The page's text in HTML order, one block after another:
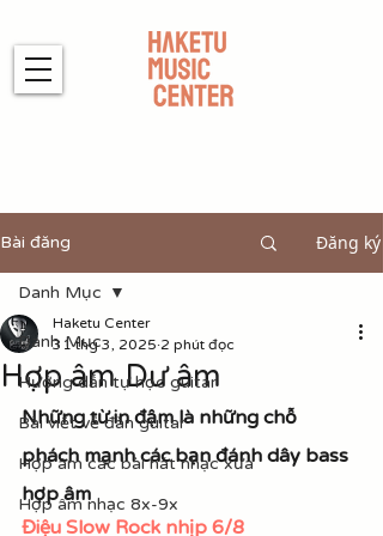
Bài đăng Đăng ký
Danh Mục
Hướng dẫn tự học guitar
Bài viết về đàn guitar
Hợp âm các bài hát nhạc xưa
Hợp âm nhạc 8x-9x
Danh Mục
Hợp âm Dư âm
Haketu Center
31 thg 3, 2025 2 phút đọc
Những từ in đậm là những chỗ
phách mạnh các bạn đánh dây bass
hợp âm
Điệu Slow Rock nhịp 6/8